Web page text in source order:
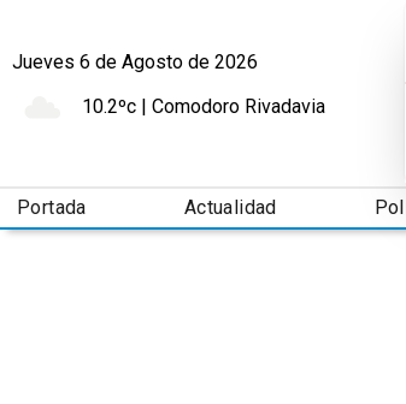
Jueves 6 de Agosto de 2026
10.2ºc | Comodoro Rivadavia
Portada Actualidad